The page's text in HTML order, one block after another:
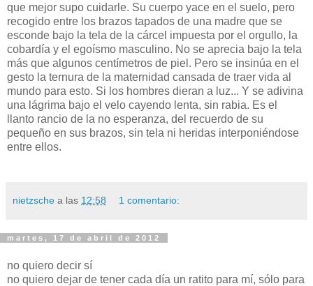
que mejor supo cuidarle. Su cuerpo yace en el suelo, pero
recogido entre los brazos tapados de una madre que se
esconde bajo la tela de la cárcel impuesta por el orgullo, la
cobardía y el egoísmo masculino. No se aprecia bajo la tela
más que algunos centímetros de piel. Pero se insinúa en el
gesto la ternura de la maternidad cansada de traer vida al
mundo para esto. Si los hombres dieran a luz... Y se adivina
una lágrima bajo el velo cayendo lenta, sin rabia. Es el
llanto rancio de la no esperanza, del recuerdo de su
pequeño en sus brazos, sin tela ni heridas interponiéndose
entre ellos.
nietzsche a las 12:58 1 comentario:
martes, 17 de abril de 2012
no quiero decir sí
no quiero dejar de tener cada día un ratito para mí, sólo para